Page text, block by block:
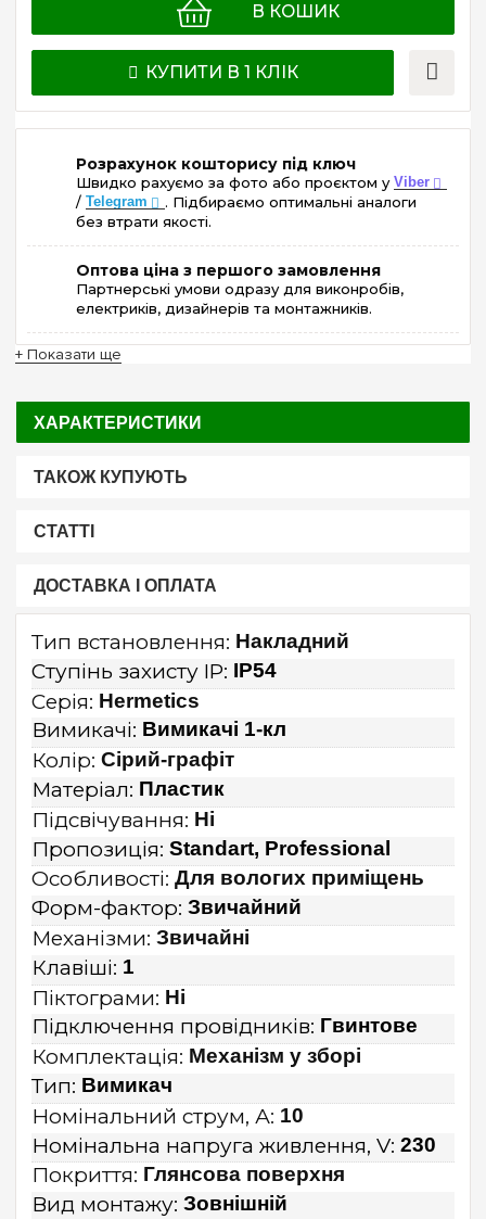
В КОШИК
КУПИТИ В 1 КЛІК
Розрахунок кошторису під ключ
Швидко рахуємо за фото або проєктом у Viber
/ Telegram
. Підбираємо оптимальні аналоги
без втрати якості.
Оптова ціна з першого замовлення
Партнерські умови одразу для виконробів,
електриків, дизайнерів та монтажників.
+ Показати ще
ХАРАКТЕРИСТИКИ
ТАКОЖ КУПУЮТЬ
СТАТТІ
ДОСТАВКА І ОПЛАТА
Тип встановлення: Накладний
Ступінь захисту IP: IP54
Серія: Hermetics
Вимикачі: Вимикачі 1-кл
Колір: Сірий-графіт
Матеріал: Пластик
Підсвічування: Ні
Пропозиція: Standart, Professional
Особливості: Для вологих приміщень
Форм-фактор: Звичайний
Механізми: Звичайні
Клавіші: 1
Піктограми: Ні
Підключення провідників: Гвинтове
Комплектація: Механізм у зборі
Тип: Вимикач
Номінальний струм, А: 10
Номінальна напруга живлення, V: 230
Покриття: Глянсова поверхня
Вид монтажу: Зовнішній